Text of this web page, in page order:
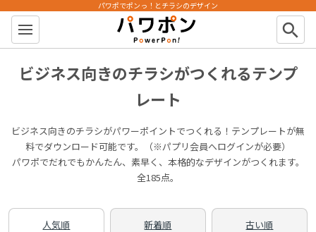
パワポン
パワポでポンっ！とチラシのデザイン
search
ビジネス向きのチラシがつくれるテンプ
レート
ビジネス向きのチラシがパワーポイントでつくれる！テンプレートが無
料でダウンロード可能です。（※パプリ会員へログインが必要）
パワポでだれでもかんたん、素早く、本格的なデザインがつくれます。
全185点。
人気順 新着順 古い順